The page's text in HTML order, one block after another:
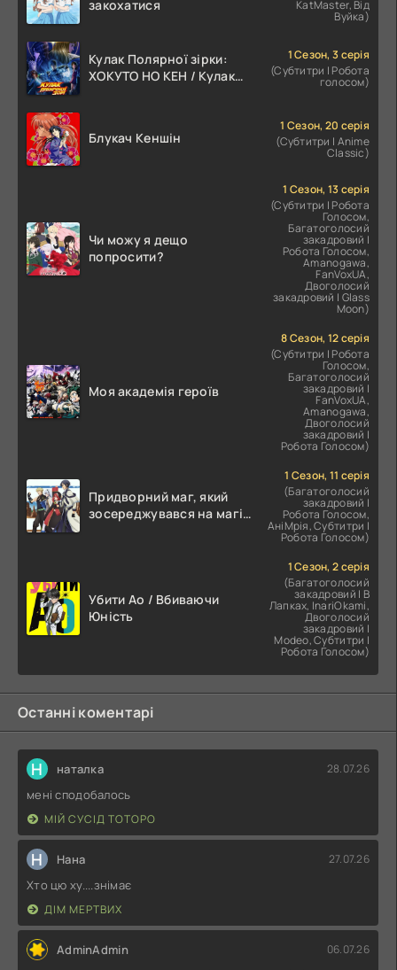
закохатися
KatMaster, Від
Вуйка)
Кулак Полярної зірки:
ХОКУТО НО КЕН / Кулак
1 Сезон, 3 серія
(Субтитри | Робота
голосом)
Блукач Кеншін
1 Сезон, 20 серія
(Субтитри | Anime
Classic)
Чи можу я дещо
попросити?
1 Сезон, 13 серія
(Субтитри | Робота
Голосом,
Багатоголосий
закадровий |
Робота Голосом,
Amanogawa,
FanVoxUA,
Двоголосий
закадровий | Glass
Moon)
Моя академія героїв
8 Сезон, 12 серія
(Субтитри | Робота
Голосом,
Багатоголосий
закадровий |
FanVoxUA,
Amanogawa,
Двоголосий
закадровий |
Робота Голосом)
Придворний маг, який
зосереджувався на магії
1 Сезон, 11 серія
(Багатоголосий
закадровий |
Робота Голосом,
АніМрія, Субтитри |
Робота Голосом)
Убити Ао / Вбиваючи
Юність
1 Сезон, 2 серія
(Багатоголосий
закадровий | В
Лапках, InariOkami,
Двоголосий
закадровий |
Modeo, Субтитри |
Робота Голосом)
Останні коментарі
Н наталка 28.07.26
мені сподобалось
МІЙ СУСІД ТОТОРО
Н Нана 27.07.26
Хто цю ху....знімає
ДІМ МЕРТВИХ
AdminAdmin 06.07.26